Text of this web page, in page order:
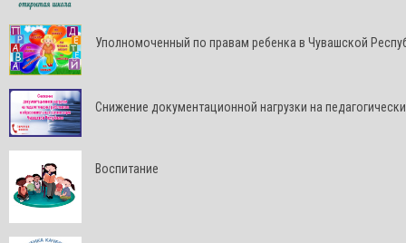
Уполномоченный по правам ребенка в Чувашской
Снижение документационной нагрузки на
Воспитание